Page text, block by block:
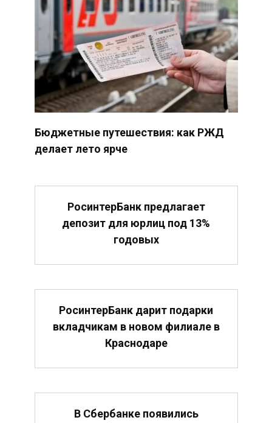
Бюджетные путешествия: как РЖД
делает лето ярче
РосинтерБанк предлагает
депозит для юрлиц под 13%
годовых
РосинтерБанк дарит подарки
вкладчикам в новом филиале в
Краснодаре
В Сбербанке появились